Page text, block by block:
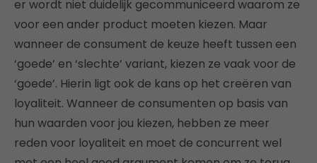
er wordt niet duidelijk gecommuniceerd waarom ze
voor een ander product moeten kiezen. Maar
wanneer de consument de keuze heeft tussen een
‘goede’ en ‘slechte’ variant, kiezen ze vaak voor de
‘goede’. Hierin ligt ook de kans op het creëren van
loyaliteit. Wanneer de consumenten op basis van
hun waarden voor jou kiezen, hebben ze meer
reden voor loyaliteit en moet de concurrent wel